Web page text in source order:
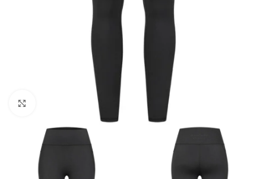
Click to enlarge